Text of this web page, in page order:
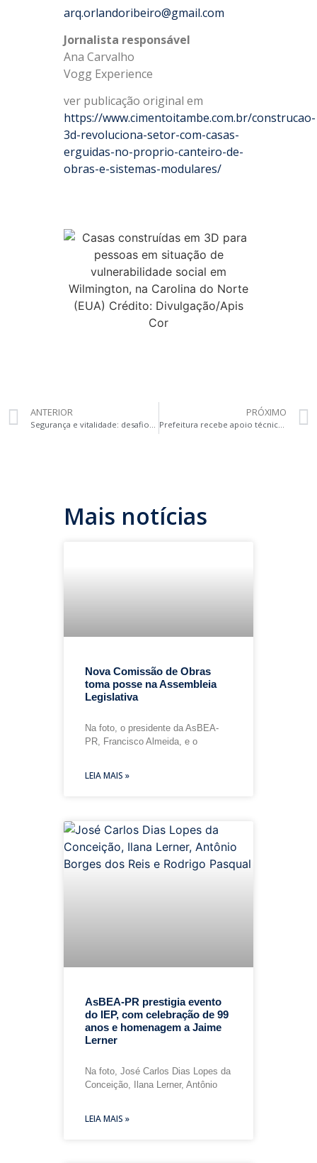
arq.orlandoribeiro@gmail.com
Jornalista responsável
Ana Carvalho
Vogg Experience
ver publicação original em
https://www.cimentoitambe.com.br/construcao-
3d-revoluciona-setor-com-casas-
erguidas-no-proprio-canteiro-de-
obras-e-sistemas-modulares/
ANTERIOR
Segurança e vitalidade: desafios do Centro de Curitiba exigem ação conjunta entre poder público e setor privado
PRÓXIMO
Prefeitura recebe apoio técnico do mercado imobiliário e da construção para revisão do Plano Diretor
Mais notícias
Nova Comissão de Obras
toma posse na Assembleia
Legislativa
Na foto, o presidente da AsBEA-
PR, Francisco Almeida, e o
LEIA MAIS »
AsBEA-PR prestigia evento
do IEP, com celebração de 99
anos e homenagem a Jaime
Lerner
Na foto, José Carlos Dias Lopes da
Conceição, Ilana Lerner, Antônio
LEIA MAIS »